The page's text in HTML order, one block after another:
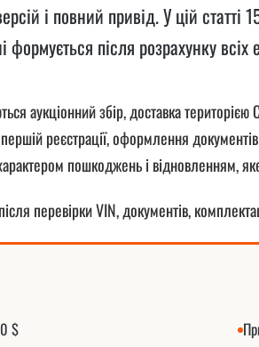
і повний привід. У цій статті
формується після розрахунку
аукціонний збір, доставка
реєстрації, оформлення
пошкоджень і відновленням,
перевірки VIN, документів,
$